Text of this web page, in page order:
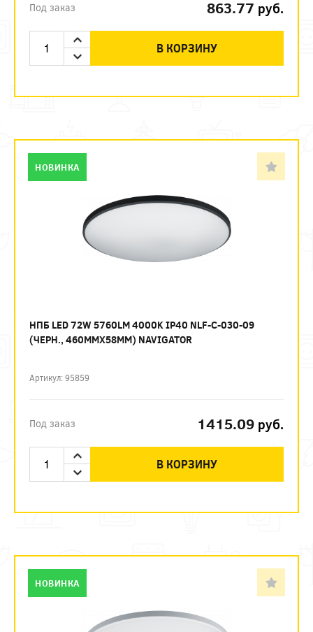
Под заказ 863.77 руб.
В КОРЗИНУ
НПБ LED 72W 5760LM 4000K IP40 NLF-C-030-09
(ЧЕРН., 460ММХ58ММ) NAVIGATOR
Артикул: 95859
Под заказ 1415.09 руб.
В КОРЗИНУ
НОВИНКА
НОВИНКА